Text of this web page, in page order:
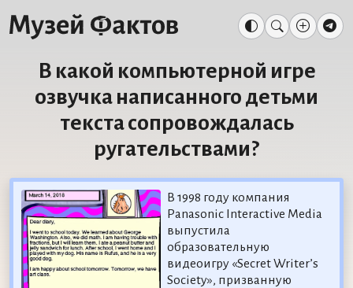
В какой компьютерной игре
озвучка написанного детьми
текста сопровождалась
ругательствами?
В 1998 году компания
Panasonic Interactive Media
выпустила
образовательную
видеоигру «Secret Writer’s
Society», призванную